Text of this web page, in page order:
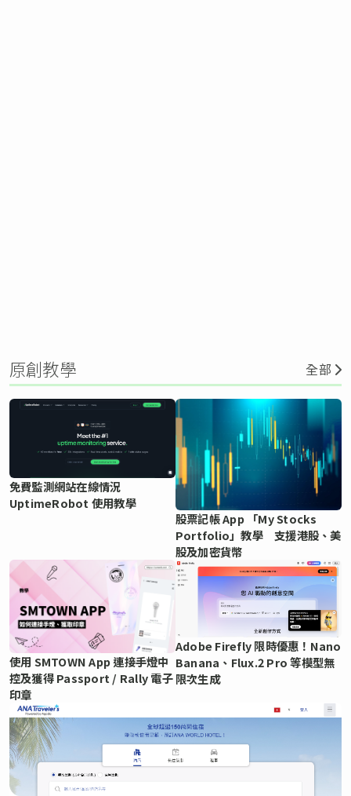
原創教學 全部
免費監測網站在線情況
UptimeRobot 使用教學
股票記帳 App 「My Stocks
Portfolio」教學 支援港股、美
股及加密貨幣
使用 SMTOWN App 連接手燈中
控及獲得 Passport / Rally 電子
印章
Adobe Firefly 限時優惠！Nano
Banana、Flux.2 Pro 等模型無
限次生成